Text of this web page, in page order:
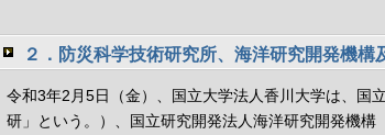
２．防災科学技術研究所、海洋研究開発機
令和3年2月5日（金）、国立大学法人香川大学は、国
研」という。）、国立研究開発法人海洋研究開発機